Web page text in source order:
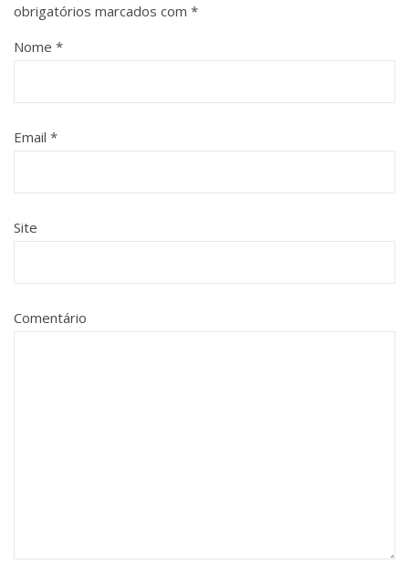
obrigatórios marcados com *
Nome *
Email *
Site
Comentário